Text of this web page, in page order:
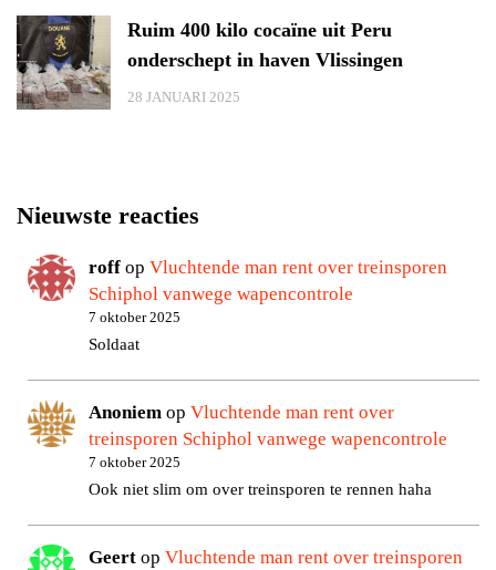
Ruim 400 kilo cocaïne uit Peru
onderschept in haven Vlissingen
28 JANUARI 2025
Nieuwste reacties
roff opVluchtende man rent over treinsporen
Schiphol vanwege wapencontrole
7 oktober 2025
Soldaat
Anoniem opVluchtende man rent over
treinsporen Schiphol vanwege wapencontrole
7 oktober 2025
Ook niet slim om over treinsporen te rennen haha
Geert opVluchtende man rent over treinsporen